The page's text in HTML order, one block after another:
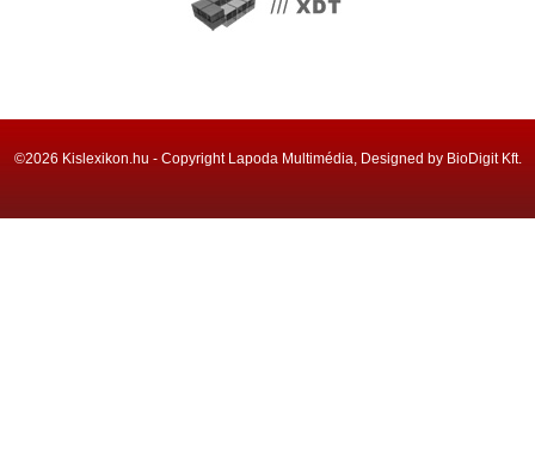
©2026 Kislexikon.hu - Copyright Lapoda Multimédia, Designed by BioDigit Kft.